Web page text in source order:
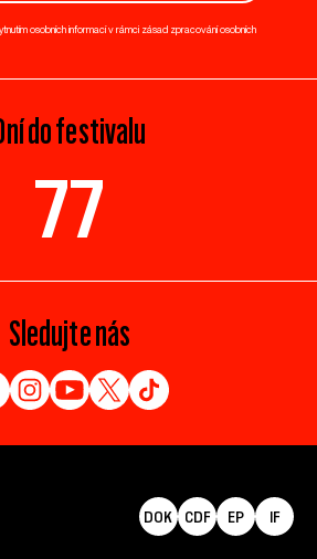
osobních informací v rámci zásad zpracování osobních
do festivalu
77
Sledujte nás
DOK CDF EP IF